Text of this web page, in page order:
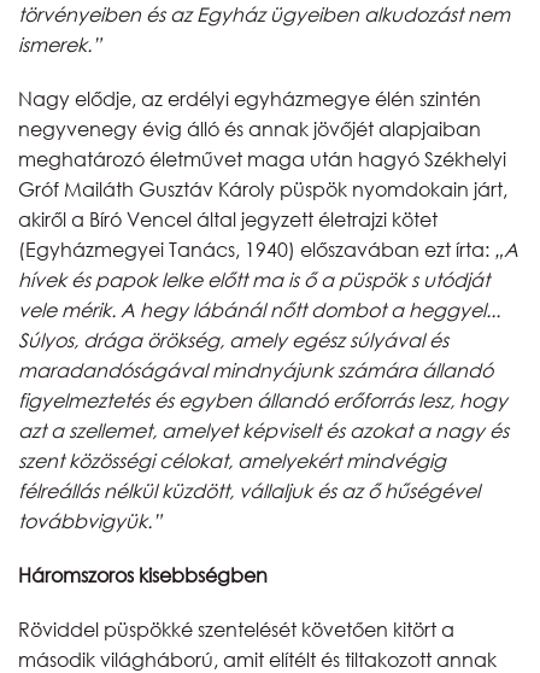
törvényeiben és az Egyház ügyeiben alkudozást nem
ismerek.”
Nagy elődje, az erdélyi egyházmegye élén szintén
negyvenegy évig álló és annak jövőjét alapjaiban
meghatározó életművet maga után hagyó Székhelyi
Gróf Mailáth Gusztáv Károly püspök nyomdokain járt,
akiről a Bíró Vencel által jegyzett életrajzi kötet
(Egyházmegyei Tanács, 1940) előszavában ezt írta: „A
hívek és papok lelke előtt ma is ő a püspök s utódját
vele mérik. A hegy lábánál nőtt dombot a heggyel...
Súlyos, drága örökség, amely egész súlyával és
maradandóságával mindnyájunk számára állandó
figyelmeztetés és egyben állandó erőforrás lesz, hogy
azt a szellemet, amelyet képviselt és azokat a nagy és
szent közösségi célokat, amelyekért mindvégig
félreállás nélkül küzdött, vállaljuk és az ő hűségével
továbbvigyük.”
Háromszoros kisebbségben
Röviddel püspökké szentelését követően kitört a
második világháború, amit elítélt és tiltakozott annak